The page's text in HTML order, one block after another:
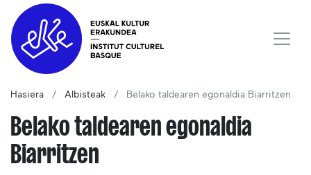
Hasiera Albisteak Belako taldearen egonaldia Biarritzen
Belako taldearen egonaldia
Biarritzen